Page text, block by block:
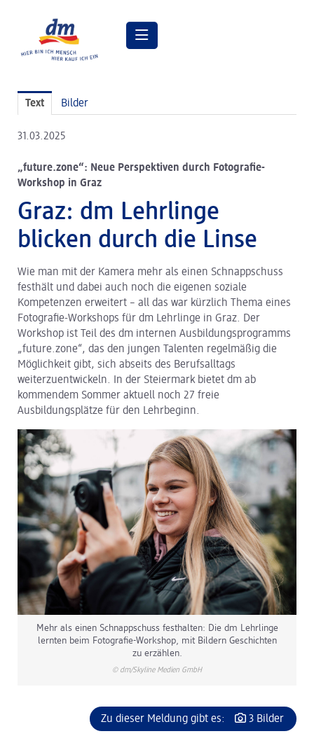
Pressebilder
dm Geschäftsführung
dm Markt
Lehre bei dm
Arbeiten bei dm
dm Logistik
dm Online Shop
PAYBACK
Über dm
Pressekontakt
ACTIVE BEAUTY
Text Bilder
31.03.2025
„future.zone“: Neue Perspektiven durch Fotografie-
Workshop in Graz
Graz: dm Lehrlinge
blicken durch die Linse
Wie man mit der Kamera mehr als einen Schnappschuss
festhält und dabei auch noch die eigenen soziale
Kompetenzen erweitert – all das war kürzlich Thema eines
Fotografie-Workshops für dm Lehrlinge in Graz. Der
Workshop ist Teil des dm internen Ausbildungsprogramms
„future.zone“, das den jungen Talenten regelmäßig die
Möglichkeit gibt, sich abseits des Berufsalltags
weiterzuentwickeln. In der Steiermark bietet dm ab
kommendem Sommer aktuell noch 27 freie
Ausbildungsplätze für den Lehrbeginn.
Mehr als einen Schnappschuss festhalten: Die dm Lehrlinge
lernten beim Fotografie-Workshop, mit Bildern Geschichten
zu erzählen.
© dm/Skyline Medien GmbH
Zu dieser Meldung gibt es: 3 Bilder